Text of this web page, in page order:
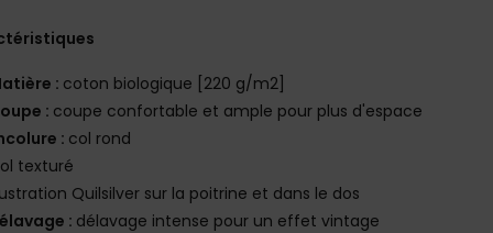
: coton biologique [220 g/m2]
: coupe confortable et ample pour plus d'espace
: col rond
texturé
Quilsilver sur la poitrine et dans le dos
: délavage intense pour un effet vintage